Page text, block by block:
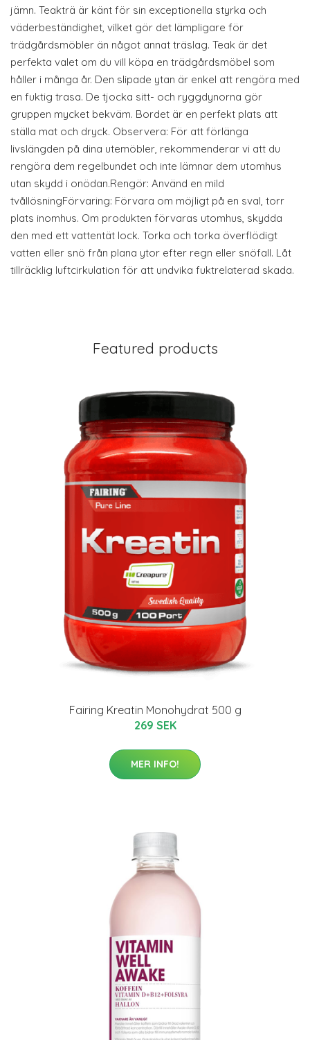
jämn. Teakträ är känt för sin exceptionella styrka och
väderbeständighet, vilket gör det lämpligare för
trädgårdsmöbler än något annat träslag. Teak är det
perfekta valet om du vill köpa en trädgårdsmöbel som
håller i många år. Den slipade ytan är enkel att rengöra med
en fuktig trasa. De tjocka sitt- och ryggdynorna gör
gruppen mycket bekväm. Bordet är en perfekt plats att
ställa mat och dryck. Observera: För att förlänga
livslängden på dina utemöbler, rekommenderar vi att du
rengöra dem regelbundet och inte lämnar dem utomhus
utan skydd i onödan.Rengör: Använd en mild
tvållösningFörvaring: Förvara om möjligt på en sval, torr
plats inomhus. Om produkten förvaras utomhus, skydda
den med ett vattentät lock. Torka och torka överflödigt
vatten eller snö från plana ytor efter regn eller snöfall. Låt
tillräcklig luftcirkulation för att undvika fuktrelaterad skada.
Featured products
Fairing Kreatin Monohydrat 500 g
269 SEK
MER INFO!